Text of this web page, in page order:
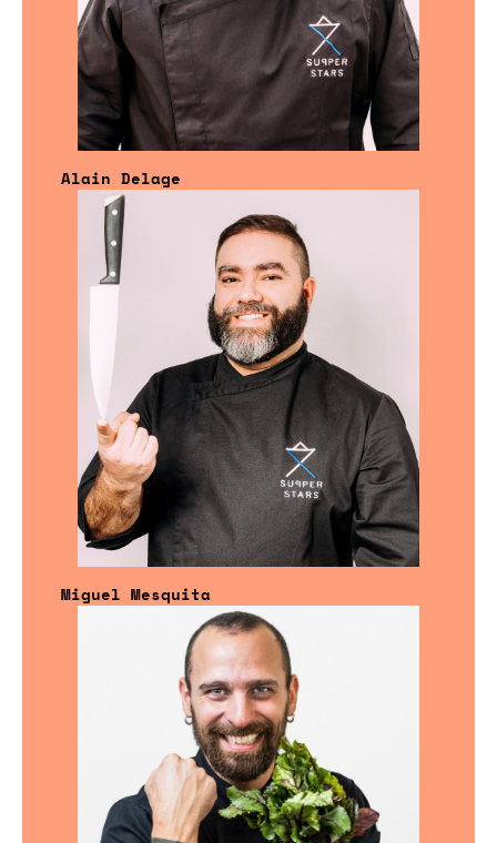
Alain Delage
Miguel Mesquita